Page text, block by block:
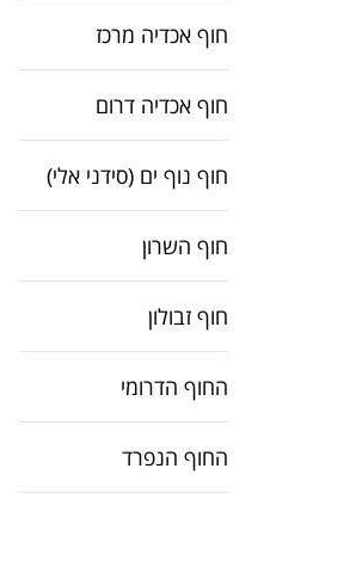
חוף אכדיה מרכז
חוף אכדיה דרום
חוף נוף ים (סידני אלי)
חוף השרון
חוף זבולון
החוף הדרומי
החוף הנפרד